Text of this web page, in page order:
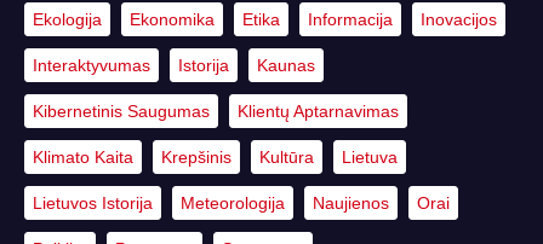
Ekologija Ekonomika Etika Informacija Inovacijos
Interaktyvumas Istorija Kaunas
Kibernetinis Saugumas Klientų Aptarnavimas
Klimato Kaita Krepšinis Kultūra Lietuva
Lietuvos Istorija Meteorologija Naujienos Orai